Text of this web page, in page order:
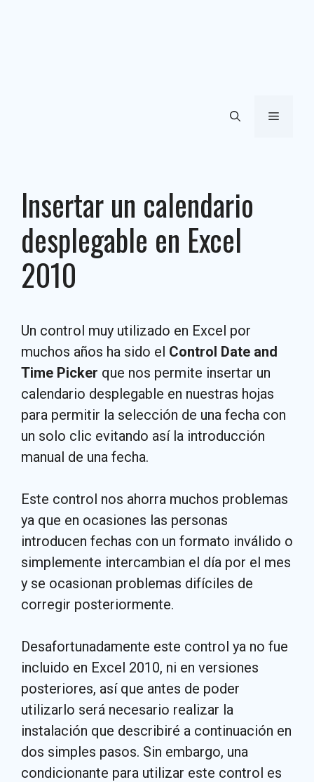
Menú
Insertar un calendario
desplegable en Excel
2010
Un control muy utilizado en Excel por
muchos años ha sido el Control Date and
Time Picker que nos permite insertar un
calendario desplegable en nuestras hojas
para permitir la selección de una fecha con
un solo clic evitando así la introducción
manual de una fecha.
Este control nos ahorra muchos problemas
ya que en ocasiones las personas
introducen fechas con un formato inválido o
simplemente intercambian el día por el mes
y se ocasionan problemas difíciles de
corregir posteriormente.
Desafortunadamente este control ya no fue
incluido en Excel 2010, ni en versiones
posteriores, así que antes de poder
utilizarlo será necesario realizar la
instalación que describiré a continuación en
dos simples pasos. Sin embargo, una
condicionante para utilizar este control es